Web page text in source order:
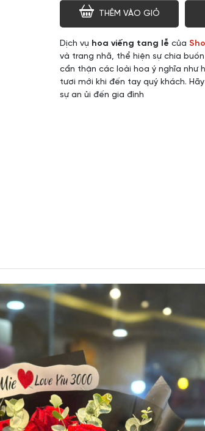
THÊM VÀO GIỎ
Dịch vụ hoa viếng tang lễ của
và trang nhã, thể hiện sự chia
cẩn thận các loài hoa ý nghĩa như
tươi mới khi đến tay quý khách.
sự an ủi đến gia đình